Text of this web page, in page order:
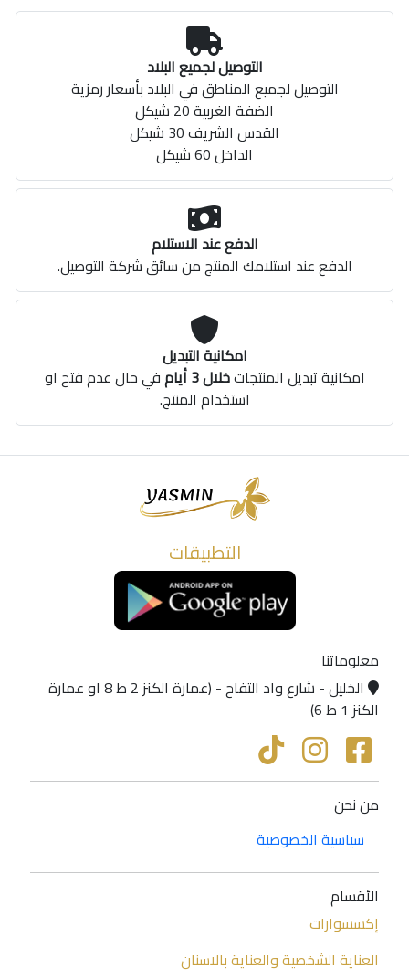
التوصيل لجميع البلاد
التوصيل لجميع المناطق في البلاد بأسعار رمزية
الضفة الغربية 20 شيكل
القدس الشريف 30 شيكل
الداخل 60 شيكل
الدفع عند الاستلام
الدفع عند استلامك المنتج من سائق شركة التوصيل.
امكانية التبديل
امكانية تبديل المنتجاتخلال 3 أيام
في حال عدم فتح او
استخدام المنتج.
التطبيقات
معلوماتنا
الخليل - شارع واد التفاح - (عمارة الكنز 2 ط 8 او عمارة
الكنز 1 ط 6)
من نحن
سياسية الخصوصية
الأقسام
إكسسوارات
العناية الشخصية والعناية بالاسنان